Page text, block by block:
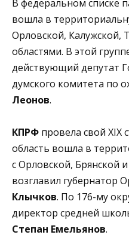
В федеральном списке
вошла в
Орловской, Калужской,
областями. В этой
действующий депутат
думского комитета по
Леонов.
КПРФ провела свой XIX
область вошла в
с Орловской, Брянской
возглавил губернатор
Клычков. По 176-му
директор средней
Степан Емельянов.